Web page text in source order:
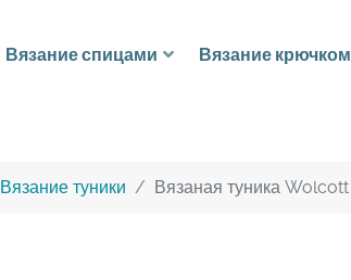
Вязание спицами Вязание крючком
Вязание туники Вязаная туника Wolcott